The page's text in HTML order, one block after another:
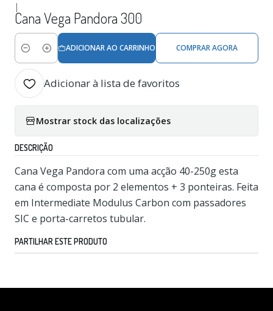
|
Cana Vega Pandora 300
Quantidade
ADICIONAR AO CARRINHO COMPRAR AGORA
Adicionar à lista de favoritos
Mostrar stock das localizações
DESCRIÇÃO
Cana Vega Pandora com uma acção 40-250g esta
cana é composta por 2 elementos + 3 ponteiras. Feita
em Intermediate Modulus Carbon com passadores
SIC e porta-carretos tubular.
PARTILHAR ESTE PRODUTO